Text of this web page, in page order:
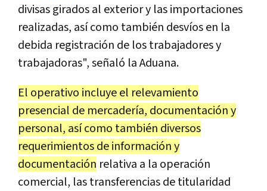
divisas girados al exterior y las importaciones
realizadas, así como también desvíos en la
debida registración de los trabajadores y
trabajadoras", señaló la Aduana.
El operativo incluye el relevamiento
presencial de mercadería, documentación y
personal, así como también diversos
requerimientos de información y
documentación relativa a la operación
comercial, las transferencias de titularidad